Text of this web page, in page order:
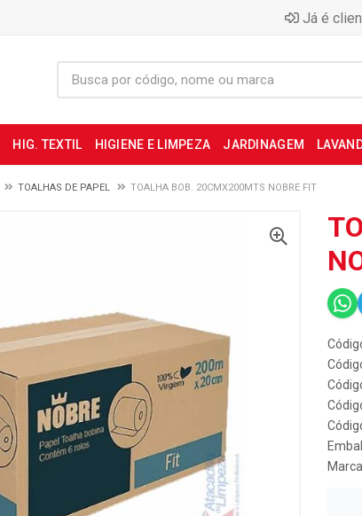
Já é
HIG. TEXTIL HIGIENE E LIMPEZA JARDINAGEM
TOALHAS DE PAPEL TOALHA BOB. 20CMX200MTS NOBRE FIT